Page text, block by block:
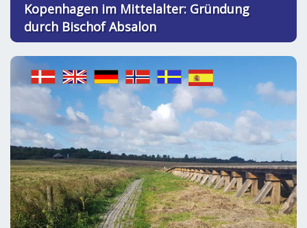
Kopenhagen im Mittelalter: Gründung
durch Bischof Absalon